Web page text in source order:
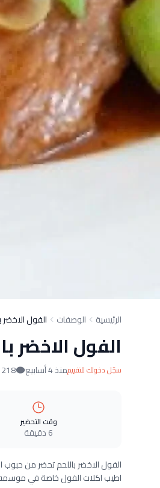
الرئيسية الوصفات الفول
الفول الاخضر
سجّل دخولك للتقييممنذ 4 أسابيع 218 زيارات
وقت التحضير
6 دقيقة
الفول الاخضر باللحم تحضر من
اطيب اكلات الفول خاصة في